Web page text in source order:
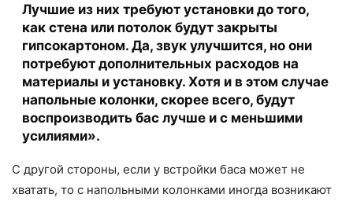
Лучшие из них требуют установки до того,
как стена или потолок будут закрыты
гипсокартоном. Да, звук улучшится, но они
потребуют дополнительных расходов на
материалы и установку. Хотя и в этом случае
напольные колонки, скорее всего, будут
воспроизводить бас лучше и с меньшими
усилиями».
С другой стороны, если у встройки баса может не
хватать, то с напольными колонками иногда возникают